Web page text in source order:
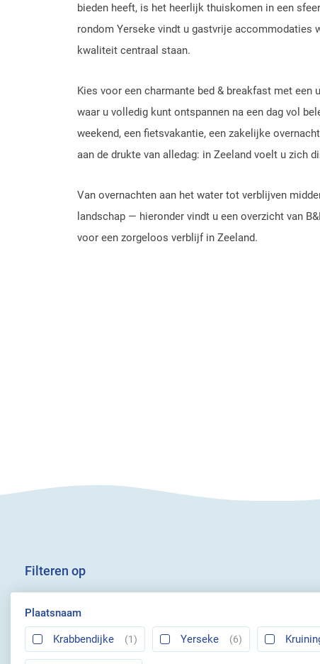
bieden heeft, is het heerlijk thuiskomen in een
rondom Yerseke vindt u gastvrije accommodaties
kwaliteit centraal staan.
Kies voor een charmante bed & breakfast met
waar u volledig kunt ontspannen na een dag vol
weekend, een fietsvakantie, een zakelijke
aan de drukte van alledag: in Zeeland voelt u zich
Van overnachten aan het water tot verblijven
landschap — hieronder vindt u een overzicht van
voor een zorgeloos verblijf in Zeeland.
Filteren op
Plaatsnaam
Krabbendijke (1) Yerseke (6)